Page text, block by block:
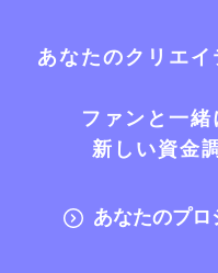
あなたのクリエ
ファンと一
新しい資金
あなたのプ